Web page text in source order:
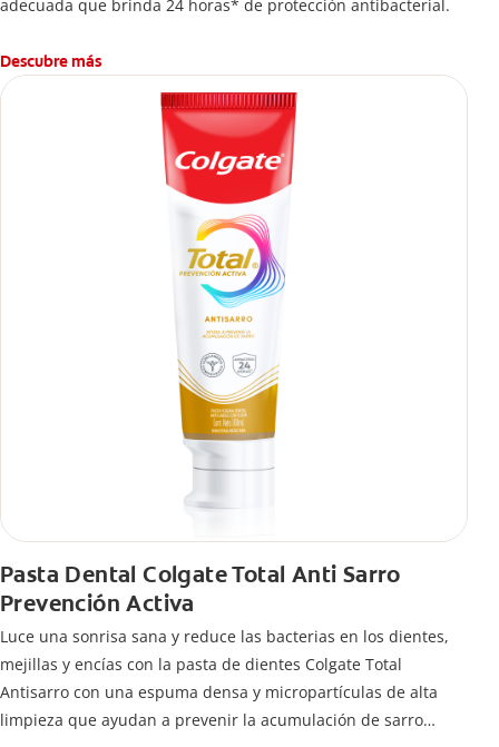
adecuada que brinda 24 horas* de protección antibacterial.
Descubre más
Pasta Dental Colgate Total Anti Sarro
Prevención Activa
Luce una sonrisa sana y reduce las bacterias en los dientes,
mejillas y encías con la pasta de dientes Colgate Total
Antisarro con una espuma densa y micropartículas de alta
limpieza que ayudan a prevenir la acumulación de sarro